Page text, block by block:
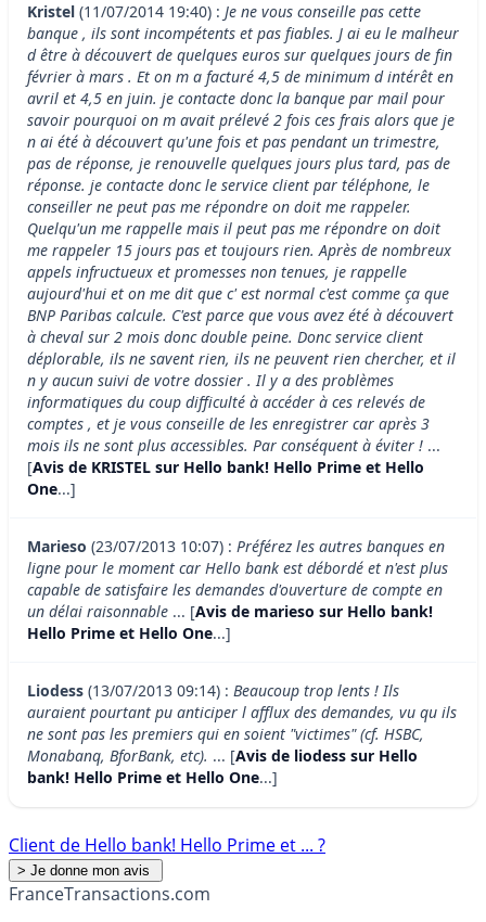
Kristel (11/07/2014 19:40) : Je ne vous conseille pas cette
banque , ils sont incompétents et pas fiables. J ai eu le malheur
d être à découvert de quelques euros sur quelques jours de fin
février à mars . Et on m a facturé 4,5 de minimum d intérêt en
avril et 4,5 en juin. je contacte donc la banque par mail pour
savoir pourquoi on m avait prélevé 2 fois ces frais alors que je
n ai été à découvert qu'une fois et pas pendant un trimestre,
pas de réponse, je renouvelle quelques jours plus tard, pas de
réponse. je contacte donc le service client par téléphone, le
conseiller ne peut pas me répondre on doit me rappeler.
Quelqu'un me rappelle mais il peut pas me répondre on doit
me rappeler 15 jours pas et toujours rien. Après de nombreux
appels infructueux et promesses non tenues, je rappelle
aujourd'hui et on me dit que c' est normal c'est comme ça que
BNP Paribas calcule. C'est parce que vous avez été à découvert
à cheval sur 2 mois donc double peine. Donc service client
déplorable, ils ne savent rien, ils ne peuvent rien chercher, et il
n y aucun suivi de votre dossier . Il y a des problèmes
informatiques du coup difficulté à accéder à ces relevés de
comptes , et je vous conseille de les enregistrer car après 3
mois ils ne sont plus accessibles. Par conséquent à éviter ! ...
[Avis de KRISTEL sur Hello bank! Hello Prime et Hello
One...]
Marieso (23/07/2013 10:07) : Préférez les autres banques en
ligne pour le moment car Hello bank est débordé et n'est plus
capable de satisfaire les demandes d'ouverture de compte en
un délai raisonnable ... [Avis de marieso sur Hello bank!
Hello Prime et Hello One...]
Liodess (13/07/2013 09:14) : Beaucoup trop lents ! Ils
auraient pourtant pu anticiper l afflux des demandes, vu qu ils
ne sont pas les premiers qui en soient "victimes" (cf. HSBC,
Monabanq, BforBank, etc). ... [Avis de liodess sur Hello
bank! Hello Prime et Hello One...]
Client de Hello bank! Hello Prime et ... ?
FranceTransactions.com